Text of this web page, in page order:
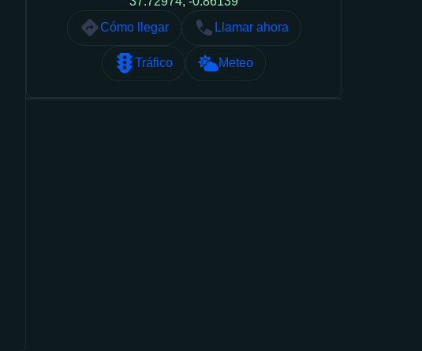
Cómo llegar
Llamar ahora
Tráfico Meteo